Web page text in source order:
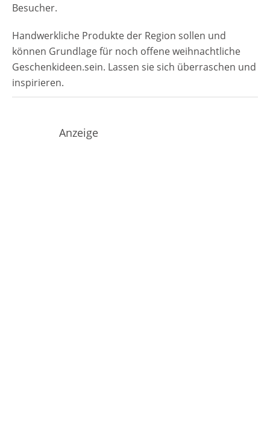
Besucher.
Handwerkliche Produkte der Region sollen und
können Grundlage für noch offene weihnachtliche
Geschenkideen.sein. Lassen sie sich überraschen und
inspirieren.
Anzeige